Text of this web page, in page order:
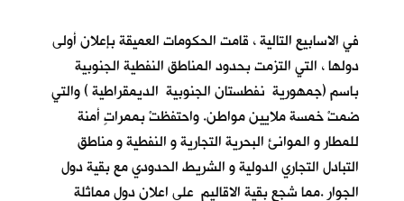
في الاسابيع التالية ، قامت الحكومات العميقة بإعلان أولى
دولها ، التي التزمت بحدود المناطق النفطية الجنوبية
باسم (جمهورية نفطستان الجنوبية الديمقراطية ) والتي
ضمتْ خمسة ملايين مواطن. واحتفظتْ بممراتٍ أمنة
للمطار و الموانئ البحرية التجارية و النفطية و مناطق
التبادل التجاري الدولية و الشريط الحدودي مع بقية دول
الجوار .مما شجع بقية الاقاليم على اعلان دول مماثلة